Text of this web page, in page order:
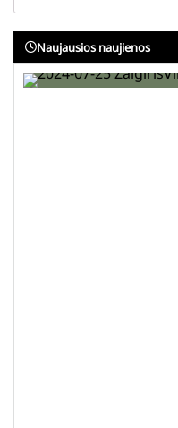
Naujausios naujienos